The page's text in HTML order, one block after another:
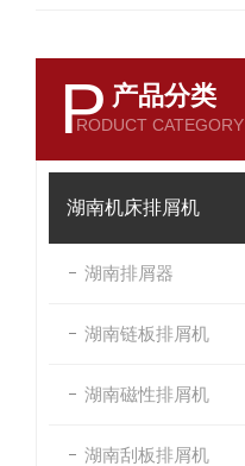
P 产品分类
RODUCT CATEGORY
湖南机床排屑机
湖南排屑器
湖南链板排屑机
湖南磁性排屑机
湖南刮板排屑机